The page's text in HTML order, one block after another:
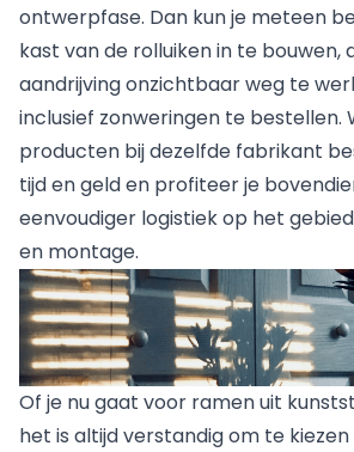
ontwerpfase. Dan kun je meteen
kast van de rolluiken in te bouwen,
aandrijving onzichtbaar weg te
inclusief zonweringen te bestellen.
producten bij dezelfde fabrikant
tijd en geld en profiteer je
eenvoudiger logistiek op het
en montage.
Of je nu gaat voor ramen uit
het is altijd verstandig om te